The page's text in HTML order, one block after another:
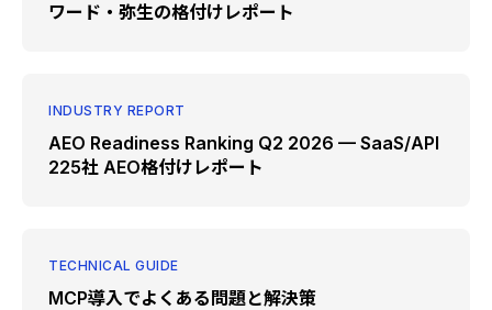
ワード・弥生の格付けレポート
INDUSTRY REPORT
AEO Readiness Ranking Q2 2026 — SaaS/API
225社 AEO格付けレポート
TECHNICAL GUIDE
MCP導入でよくある問題と解決策